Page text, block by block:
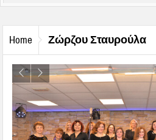
Home Ζώρζου Σταυρούλα